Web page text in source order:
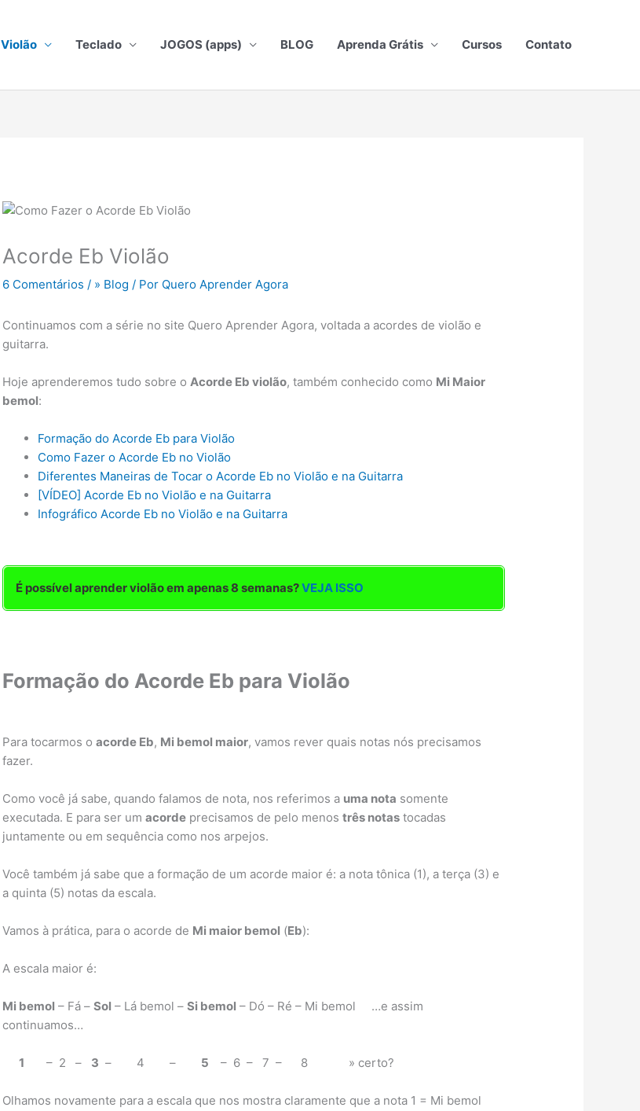
Violão Teclado JOGOS (apps) BLOG Aprenda Grátis Cursos Contato
Acorde Eb Violão
6 Comentários / » Blog / Por Quero Aprender Agora
Continuamos com a série no site Quero Aprender Agora, voltada a acordes de violão e
guitarra.
Hoje aprenderemos tudo sobre oAcorde Eb violão, também conhecido como Mi Maior
bemol:
Formação do Acorde Eb para Violão
Como Fazer o Acorde Eb no Violão
Diferentes Maneiras de Tocar o Acorde Eb no Violão e na Guitarra
[VÍDEO] Acorde Eb no Violão e na Guitarra
Infográfico Acorde Eb no Violão e na Guitarra
É possível aprender violão em apenas 8 semanas?VEJA ISSO
Formação do Acorde Eb para Violão
Para tocarmos oacorde Eb, Mi bemol maior, vamos rever quais notas nós precisamos
fazer.
Como você já sabe, quando falamos de nota, nos referimos a uma nota somente
executada. E para ser umacorde precisamos de pelo menostrês notas tocadas
juntamente ou em sequência como nos arpejos.
Você também já sabe que a formação de um acorde maior é: a nota tônica (1), a terça (3) e
a quinta (5) notas da escala.
Vamos à prática, para o acorde de Mi maior bemol (Eb):
A escala maior é:
Mi bemol – Fá –Sol – Lá bemol –Si bemol – Dó – Ré – Mi bemol …e assim
continuamos…
1 – 2 – 3 – 4 – 5– 6 – 7 – 8 » certo?
Olhamos novamente para a escala que nos mostra claramente que a nota 1 = Mi bemol